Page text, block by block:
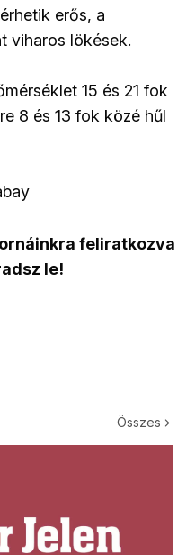
erős, a
viharos lökések.
15 és 21 fok
8 és 13 fok közé hűl
feliratkozva
le!
Összes